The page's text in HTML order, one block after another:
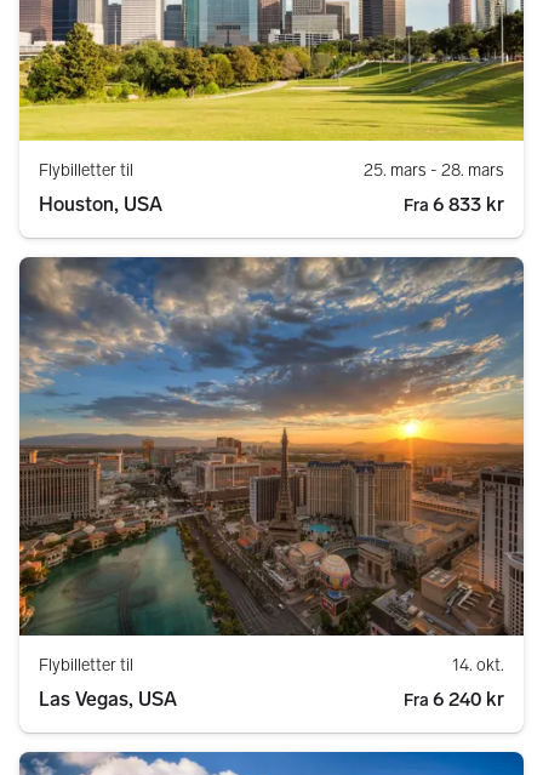
Flybilletter til 25. mars - 28. mars
Houston, USA Fra 6 833 kr
Flybilletter til 14. okt.
Las Vegas, USA Fra 6 240 kr